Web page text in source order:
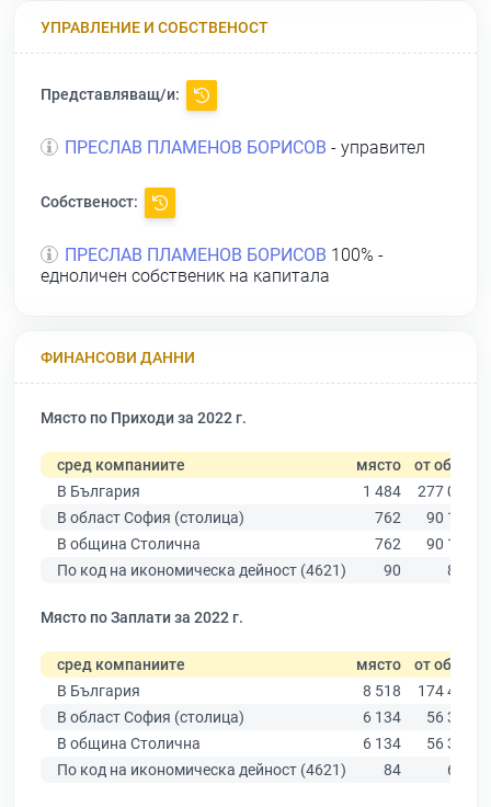
УПРАВЛЕНИЕ И СОБСТВЕНОСТ
Представляващ/и:
ПРЕСЛАВ ПЛАМЕНОВ БОРИСОВ - управител
Собственост:
ПРЕСЛАВ ПЛАМЕНОВ БОРИСОВ 100% -
едноличен собственик на капитала
ФИНАНСОВИ ДАННИ
Място по Приходи за 2022 г.
сред компаниите място от общо
В България
1 484
277 019
В област София (столица)
762
90 178
В община Столична
762
90 178
По код на икономическа дейност (4621)
90 857
Място по Заплати за 2022 г.
сред компаниите място от общо
В България
8 518
174 403
В област София (столица)
6 134
56 378
В община Столична
6 134
56 378
По код на икономическа дейност (4621)
84 606